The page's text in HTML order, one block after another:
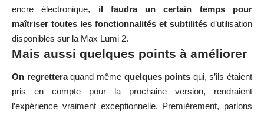
encre électronique, il faudra un certain temps pour
maîtriser toutes les fonctionnalités et subtilités d’utilisation
disponibles sur la Max Lumi 2.
Mais aussi quelques points à améliorer
On regretteraquand même quelques points qui, s’ils étaient
pris en compte pour la prochaine version, rendraient
l’expérience vraiment exceptionnelle. Premièrement, parlons